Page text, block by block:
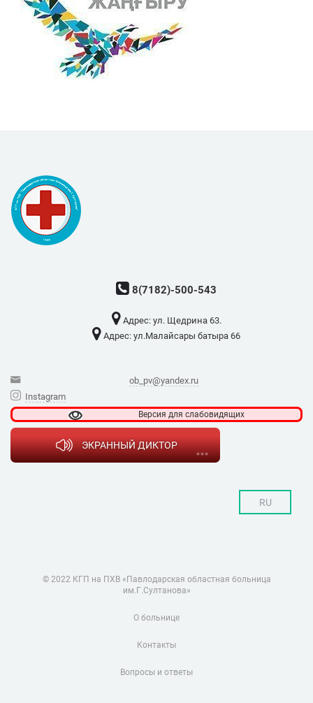
8(7182)-500-543
Адрес: ​ул. Щедрина 63.
Адрес: ​ул.Малайсары батыра 66
ob_pv@yandex.ru
Instagram
Версия для слабовидящих
ЭКРАННЫЙ ДИКТОР
RU
© 2022 КГП на ПХВ «Павлодарская областная больница
им.Г.Султанова»
О больнице
Контакты
Вопросы и ответы